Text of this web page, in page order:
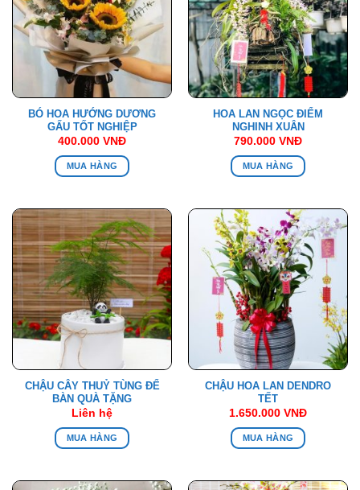
BÓ HOA HƯỚNG DƯƠNG
GẤU TỐT NGHIỆP
400.000 VNĐ
MUA HÀNG
HOA LAN NGỌC ĐIỂM
NGHINH XUÂN
790.000 VNĐ
MUA HÀNG
CHẬU CÂY THUỶ TÙNG ĐỂ
BÀN QUÀ TẶNG
Liên hệ
MUA HÀNG
CHẬU HOA LAN DENDRO
TẾT
1.650.000 VNĐ
MUA HÀNG